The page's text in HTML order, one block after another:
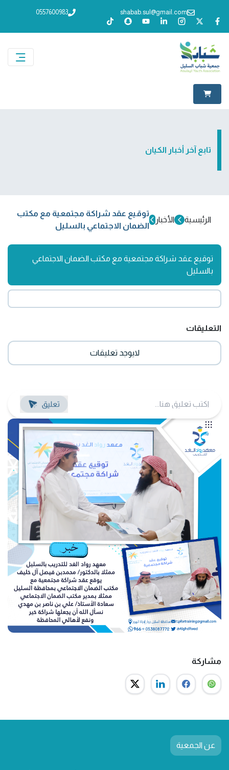
shabab.sul@gmail.com
0557600983
تابع آخر أخبار الكيان
الرئيسية الأخبار
توقيع عقد شراكة مجتمعية مع مكتب
الضمان الاجتماعي بالسليل
توقيع عقد شراكة مجتمعية مع مكتب الضمان الاجتماعي
بالسليل
التعليقات
لايوجد تعليقات
مشاركة
عن الجمعية